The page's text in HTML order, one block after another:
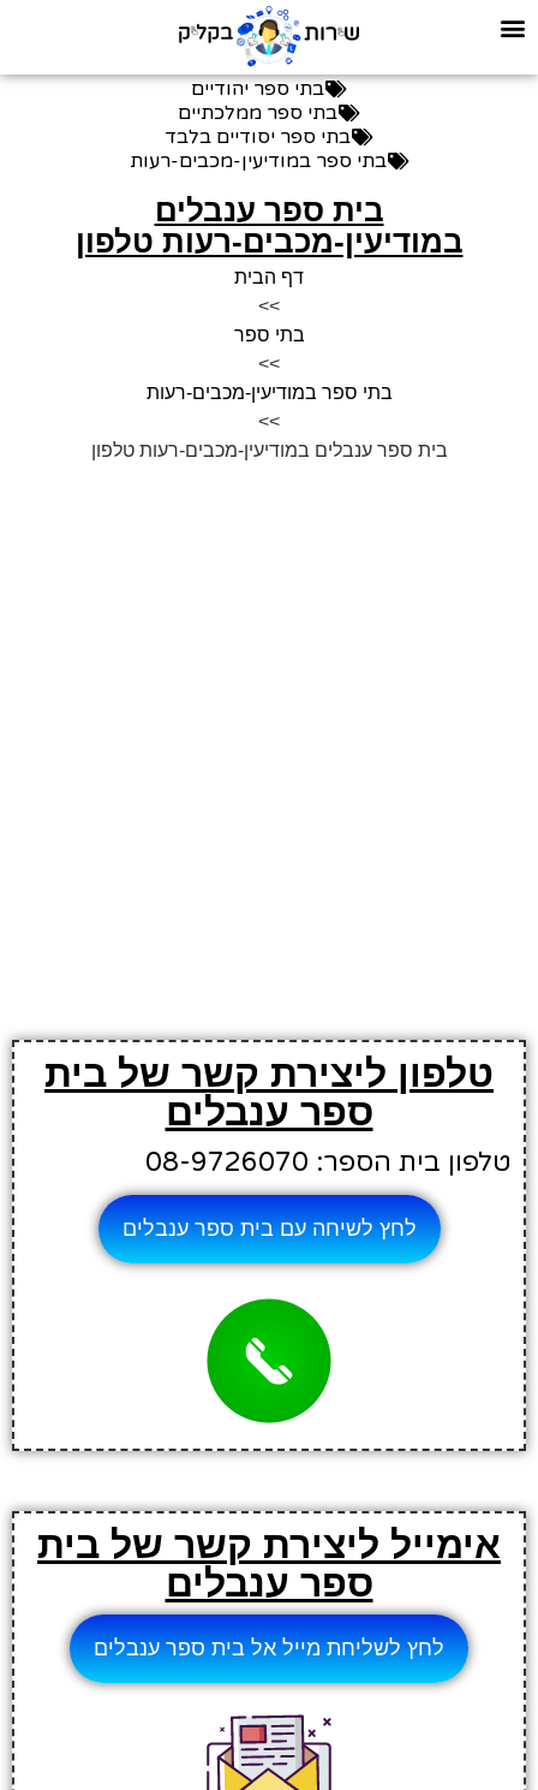
בתי ספר יהודיים
בתי ספר ממלכתיים
בתי ספר יסודיים בלבד
בתי ספר במודיעין-מכבים-רעות
בית ספר ענבלים
במודיעין-מכבים-רעות טלפון
דף הבית
>>
בתי ספר
>>
בתי ספר במודיעין-מכבים-רעות
>>
בית ספר ענבלים במודיעין-מכבים-רעות טלפון
טלפון ליצירת קשר של בית
ספר ענבלים
טלפון בית הספר: 08-9726070
לחץ לשיחה עם בית ספר ענבלים
אימייל ליצירת קשר של בית
ספר ענבלים
לחץ לשליחת מייל אל בית ספר ענבלים